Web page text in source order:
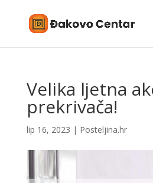
Velika ljetna
prekrivača!
lip 16, 2023 | Posteljina.hr